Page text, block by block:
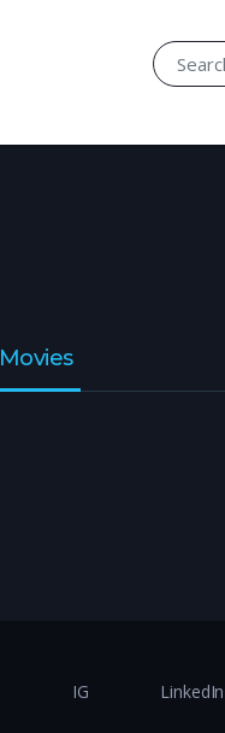
Movies
IG LinkedIn